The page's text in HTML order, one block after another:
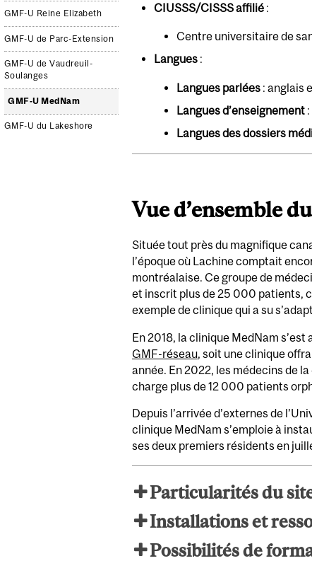
GMF-U Reine Elizabeth
GMF-U de Parc-Extension
GMF-U de Vaudreuil-
Soulanges
GMF-U MedNam
GMF-U du Lakeshore
CIUSSS/CISSS affilié :
Centre universitaire de
Langues :
Langues parlées: anglais
Langues d’enseignement:
Langues des dossiers
Vue d’ensemble
Située tout près du magnifique
l’époque où Lachine comptait
montréalaise. Ce groupe de
et inscrit plus de 25 000 patients,
exemple de clinique qui a su
En 2018, la clinique MedNam
GMF-réseau, soit une clinique
année. En 2022, les médecins de
charge plus de 12 000 patients
Depuis l’arrivée d’externes de
clinique MedNam s’emploie à
ses deux premiers résidents en
Particularités du
Installations et
Possibilités de